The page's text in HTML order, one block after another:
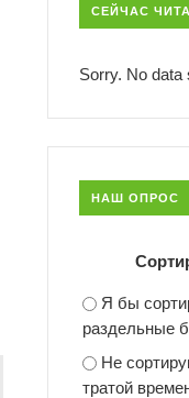
СЕЙЧАС
Sorry. No data
НАШ ОПРОС
Я бы
раздельные
Не
тратой